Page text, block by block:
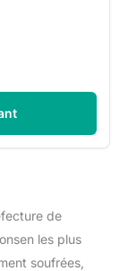
de
les plus
soufrées,